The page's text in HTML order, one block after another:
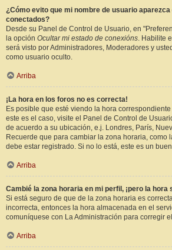
¿Cómo evito que mi nombre de usuario
conectados?
Desde su Panel de Control de Usuario, en
la opción Ocultar mi estado de conexións. Habilite
será visto por Administradores, Moderadores y
como usuario oculto.
Arriba
¡La hora en los foros no es correcta!
Es posible que esté viendo la hora
este es el caso, visite el Panel de Control de
de acuerdo a su ubicación, e.j. Londres, París,
Recuerde que para cambiar la zona horaria, como
debe estar registrado. Si no lo está, este es un
Arriba
Cambié la zona horaria en mi perfil, ¡pero la
Si está seguro de que de la zona horaria es
incorrecta, entonces la hora almacenada en el
comuníquese con La Administración para corregir
Arriba